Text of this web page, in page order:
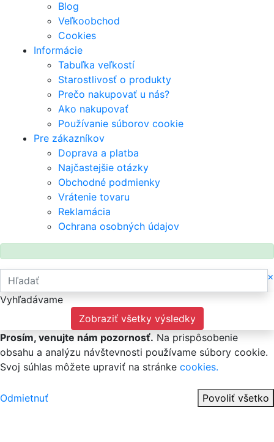
Blog
Veľkoobchod
Cookies
Informácie
Tabuľka veľkostí
Starostlivosť o produkty
Prečo nakupovať u nás?
Ako nakupovať
Používanie súborov cookie
Pre zákazníkov
Doprava a platba
Najčastejšie otázky
Obchodné podmienky
Vrátenie tovaru
Reklamácia
Ochrana osobných údajov
×
Vyhľadávame
Zobraziť všetky výsledky
Prosím, venujte nám pozornosť. Na prispôsobenie
obsahu a analýzu návštevnosti používame súbory cookie.
Svoj súhlas môžete upraviť na stránke cookies.
Odmietnuť Povoliť všetko